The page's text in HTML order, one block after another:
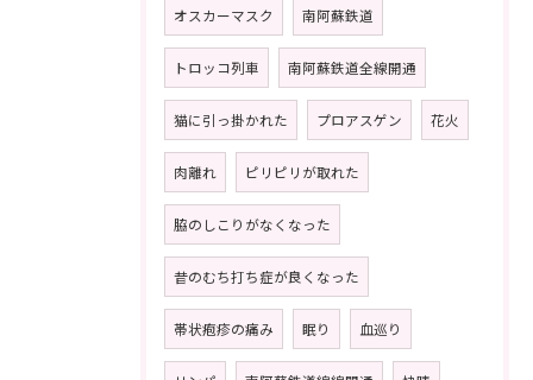
オスカーマスク 南阿蘇鉄道
トロッコ列車 南阿蘇鉄道全線開通
猫に引っ掛かれた プロアスゲン 花火
肉離れ ピリピリが取れた
脇のしこりがなくなった
昔のむち打ち症が良くなった
帯状疱疹の痛み 眠り 血巡り